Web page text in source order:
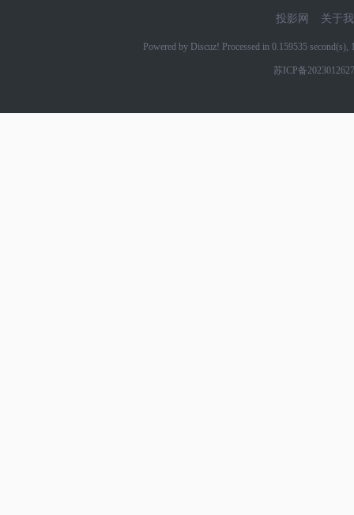
投影网 关于
Powered by Discuz! Processed in 0.159535
苏ICP备